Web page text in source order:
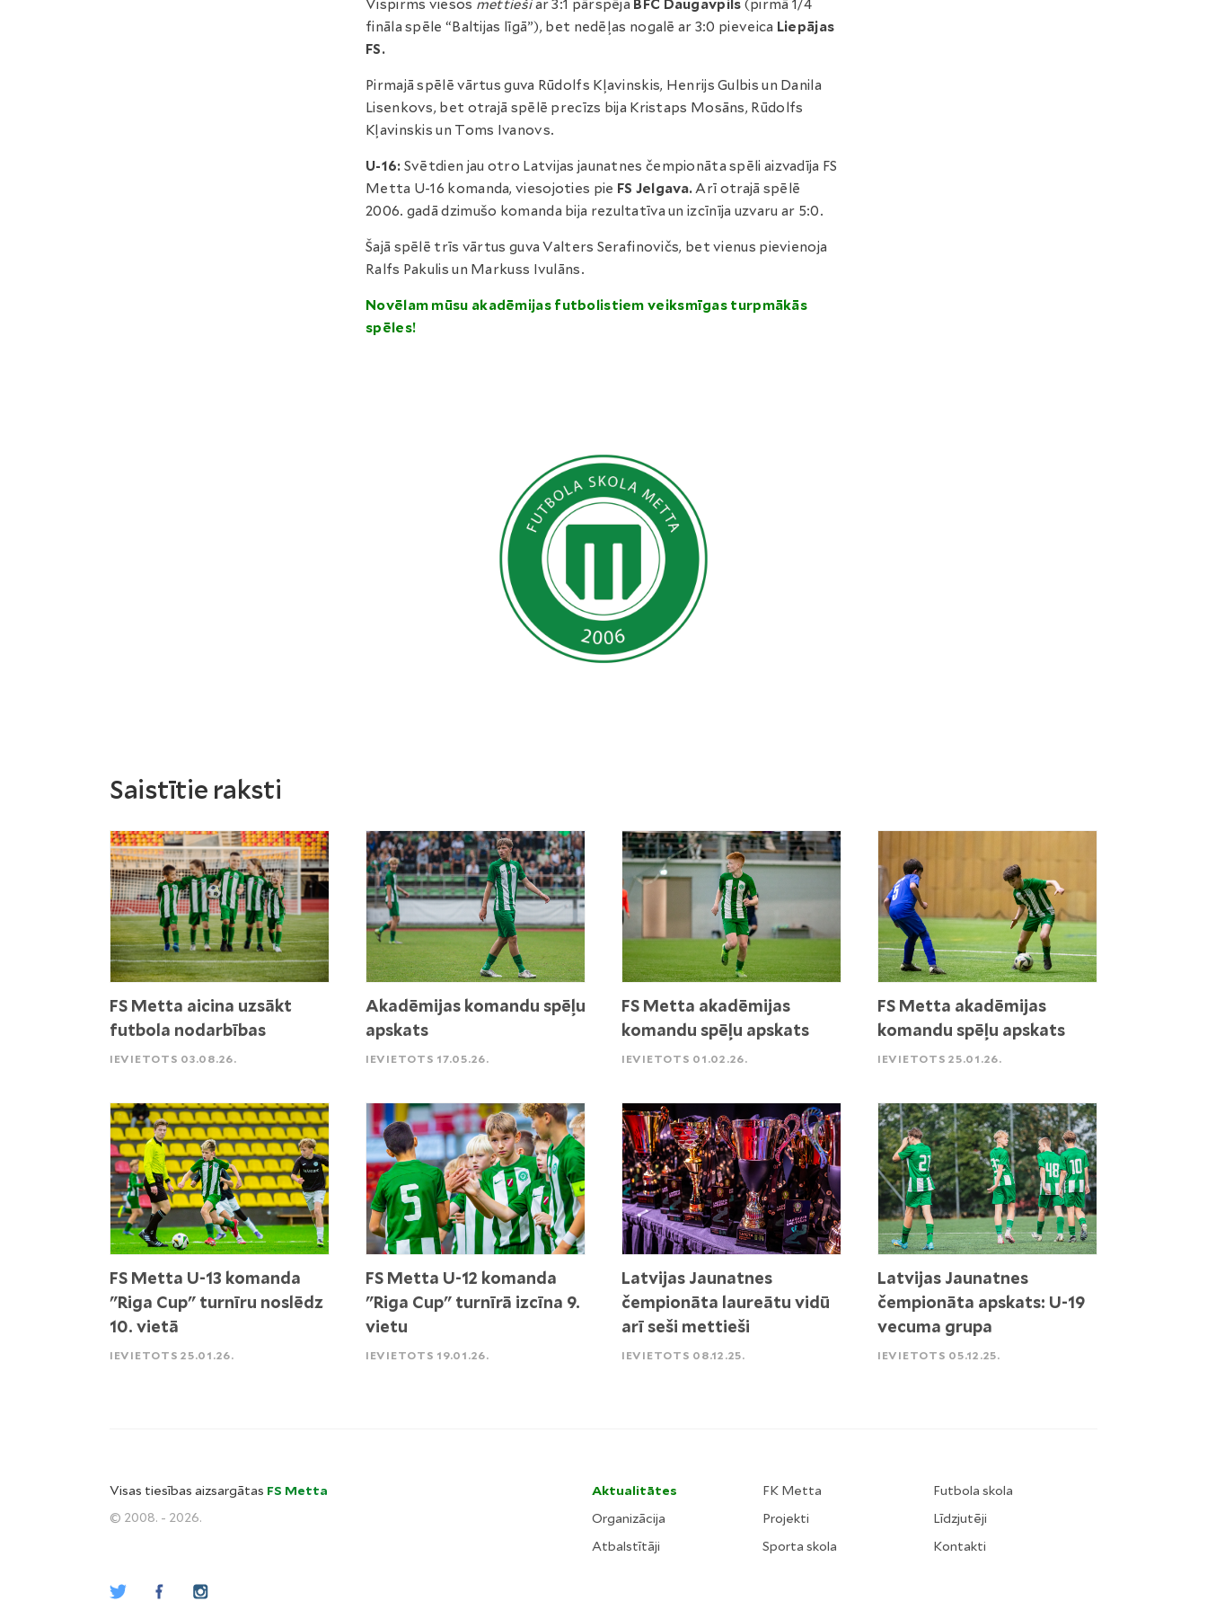
Vispirms viesos mettiešiar 3:1 pārspēja BFC Daugavpils (pirmā 1/4
fināla spēle “Baltijas līgā”), bet nedēļas nogalē ar 3:0 pieveica Liepājas
FS.
Pirmajā spēlē vārtus guva Rūdolfs Kļavinskis, Henrijs Gulbis un Danila
Lisenkovs, bet otrajā spēlē precīzs bija Kristaps Mosāns, Rūdolfs
Kļavinskis un Toms Ivanovs.
U-16: Svētdien jau otro Latvijas jaunatnes čempionāta spēli aizvadīja FS
Metta U-16 komanda, viesojoties pie FS Jelgava.Arī otrajā spēlē
2006. gadā dzimušo komanda bija rezultatīva un izcīnīja uzvaru ar 5:0.
Šajā spēlē trīs vārtus guva Valters Serafinovičs, bet vienus pievienoja
Ralfs Pakulis un Markuss Ivulāns.
Novēlam mūsu akadēmijas futbolistiem veiksmīgas turpmākās
spēles!
Saistītie raksti
FS Metta aicina uzsākt
futbola nodarbības
IEVIETOTS 03.08.26.
Akadēmijas komandu spēļu
apskats
IEVIETOTS 17.05.26.
FS Metta akadēmijas
komandu spēļu apskats
IEVIETOTS 01.02.26.
FS Metta akadēmijas
komandu spēļu apskats
IEVIETOTS 25.01.26.
FS Metta U-13 komanda
"Riga Cup" turnīru noslēdz
10. vietā
IEVIETOTS 25.01.26.
FS Metta U-12 komanda
"Riga Cup" turnīrā izcīna 9.
vietu
IEVIETOTS 19.01.26.
Latvijas Jaunatnes
čempionāta laureātu vidū
arī seši mettieši
IEVIETOTS 08.12.25.
Latvijas Jaunatnes
čempionāta apskats: U-19
vecuma grupa
IEVIETOTS 05.12.25.
Visas tiesības aizsargātas FS Metta
© 2008. - 2026.
Aktualitātes
Organizācija
Atbalstītāji
FK Metta
Projekti
Sporta skola
Futbola skola
Līdzjutēji
Kontakti